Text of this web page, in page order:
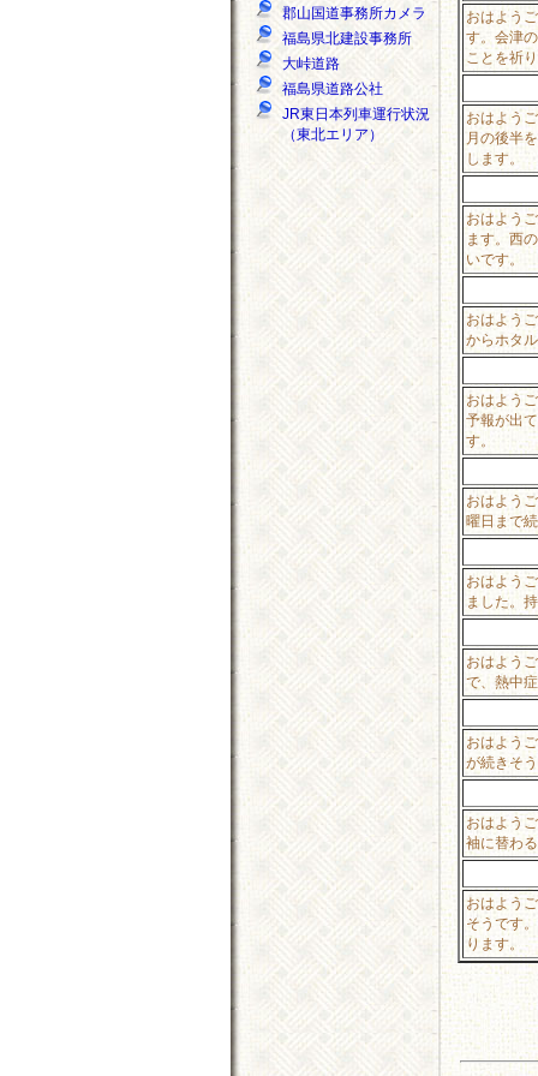
郡山国道事務所カメラ
福島県北建設事務所
大峠道路
福島県道路公社
JR東日本列車運行状況
（東北エリア）
おはよう
す。会津
ことを祈
おはよう
月の後半
します。
おはよう
ます。西
いです。
おはよう
からホタ
おはよう
予報が出
す。
おはよう
曜日まで
おはよう
ました。
おはよう
で、熱中
おはよう
が続きそ
おはよう
袖に替わ
おはよう
そうです
ります。